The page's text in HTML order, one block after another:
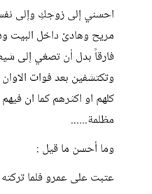
احسني إلى زوجكِ وإلى
مريح وهادئ داخل
فارقاً بدل أن تصغي إلى
وتكتشفين بعد فوات
كلهم او اكثرهم كما ان
مظلمة......
وما أحسن ما قيل :
عتبت على عمرو فلما